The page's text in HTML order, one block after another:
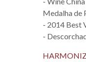
Medalha de
- 2014 Best
-